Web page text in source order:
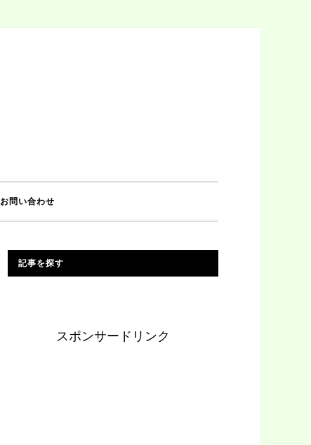
お問い合わせ
記事を探す
スポンサードリンク